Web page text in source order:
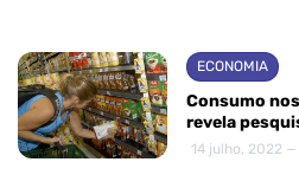
ECONOMIA
Consumo
revela
14 julho, 2022